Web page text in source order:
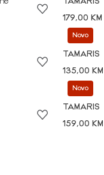
179,00 KM
Novo
TAMARIS
135,00 KM
Novo
TAMARIS
159,00 KM